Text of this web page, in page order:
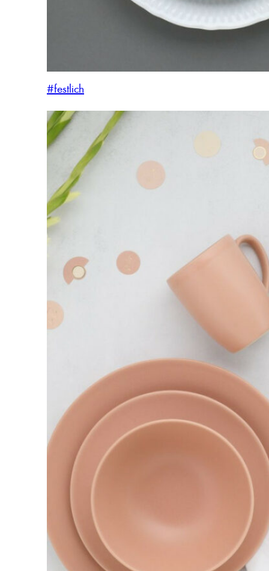
#festlich